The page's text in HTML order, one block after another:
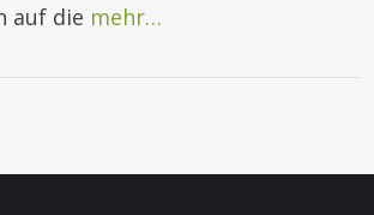
auf die mehr…